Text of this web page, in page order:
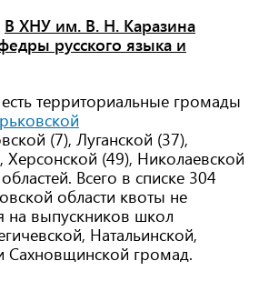
В ХНУ им. В. Н. Каразина
русского языка и
территориальные громады
(7), Луганской (37),
(49), Николаевской
Всего в списке 304
области квоты не
на выпускников школ
Натальинской,
Сахновщинской громад.